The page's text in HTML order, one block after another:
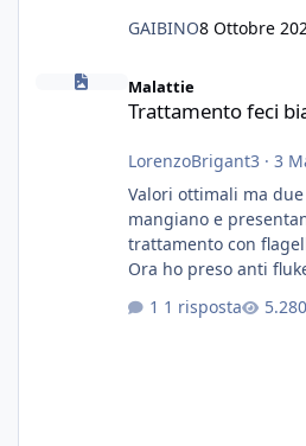
GAIBINO8 Ottobre
Trattamento feci bianche e
Malattie
Trattamento feci
LorenzoBrigant3 · 3
Valori ottimali ma
mangiano e
trattamento con
Ora ho preso anti
sostanza
1 risposta